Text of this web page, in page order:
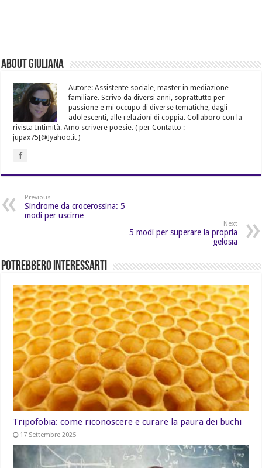
About Giuliana
Autore: Assistente sociale, master in mediazione
familiare. Scrivo da diversi anni, soprattutto per
passione e mi occupo di diverse tematiche, dagli
adolescenti, alle relazioni di coppia. Collaboro con la
rivista Intimità. Amo scrivere poesie. ( per Contatto :
jupax75[@]yahoo.it )
Previous
Sindrome da crocerossina: 5
modi per uscirne
Next
5 modi per superare la propria
gelosia
Potrebbero Interessarti
Tripofobia: come riconoscere e curare la paura dei buchi
17 Settembre 2025